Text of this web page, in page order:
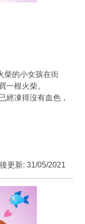
的小女孩在街
買一根火柴。
經凍得沒有血色，
更新: 31/05/2021